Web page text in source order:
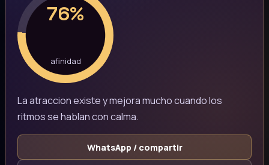
76%
afinidad
La atraccion existe y mejora mucho cuando los
ritmos se hablan con calma.
WhatsApp / compartir